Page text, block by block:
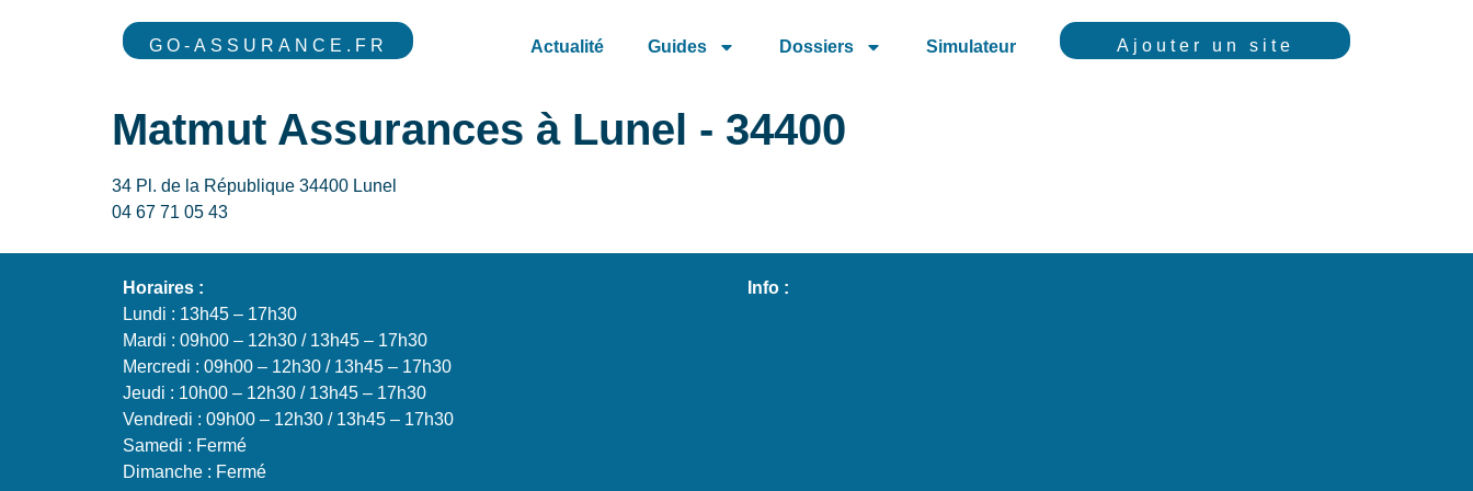
GO-ASSURANCE.FR Actualité Guides Dossiers Simulateur Ajouter un site
Matmut Assurances à Lunel - 34400
34 Pl. de la République 34400 Lunel
04 67 71 05 43
Horaires :
Lundi : 13h45 – 17h30
Mardi : 09h00 – 12h30 / 13h45 – 17h30
Mercredi : 09h00 – 12h30 / 13h45 – 17h30
Jeudi : 10h00 – 12h30 / 13h45 – 17h30
Vendredi : 09h00 – 12h30 / 13h45 – 17h30
Samedi : Fermé
Dimanche : Fermé
Info :